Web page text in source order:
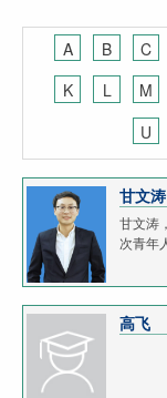
A B C
K
L M
U
甘文涛
甘文涛
次青年
课题等
高飞